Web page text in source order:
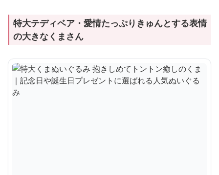
特大テディベア・愛情たっぷりきゅんとする表情
の大きなくまさん